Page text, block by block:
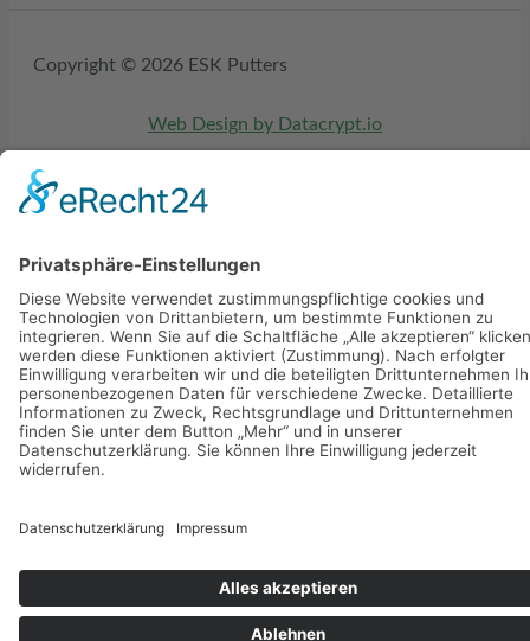
Copyright © 2026 ESK Putters
Web Design by Datacrypt.io